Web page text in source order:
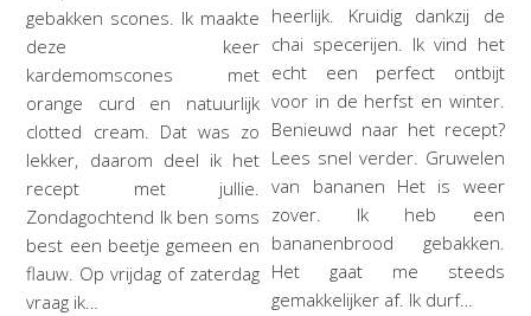
gebakken scones. Ik maakte
deze keer
kardemomscones met
orange curd en natuurlijk
clotted cream. Dat was zo
lekker, daarom deel ik het
recept met jullie.
Zondagochtend Ik ben soms
best een beetje gemeen en
flauw. Op vrijdag of zaterdag
vraag ik…
heerlijk. Kruidig dankzij de
chai specerijen. Ik vind het
echt een perfect ontbijt
voor in de herfst en winter.
Benieuwd naar het recept?
Lees snel verder. Gruwelen
van bananen Het is weer
zover. Ik heb een
bananenbrood gebakken.
Het gaat me steeds
gemakkelijker af. Ik durf…